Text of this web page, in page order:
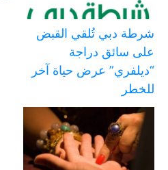
شرطة دبي تُلقي القبض
على سائق دراجة
“ديلفري” عرض حياة آخر
للخطر